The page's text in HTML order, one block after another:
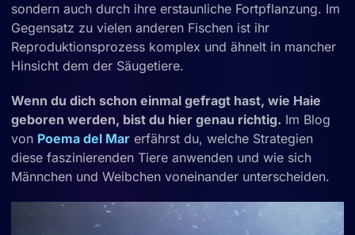
sondern auch durch ihre erstaunliche Fortpflanzung. Im
Gegensatz zu vielen anderen Fischen ist ihr
Reproduktionsprozess komplex und ähnelt in mancher
Hinsicht dem der Säugetiere.
Wenn du dich schon einmal gefragt hast, wie Haie
geboren werden, bist du hier genau richtig. Im Blog
von Poema del Mar erfährst du, welche Strategien
diese faszinierenden Tiere anwenden und wie sich
Männchen und Weibchen voneinander unterscheiden.